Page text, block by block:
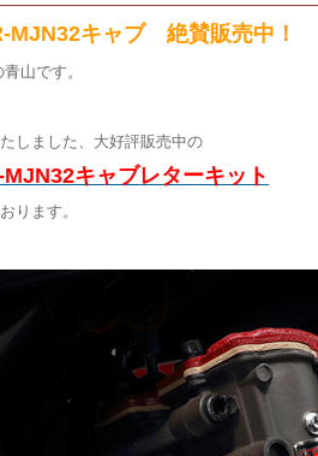
MJN32キャブ 絶賛販売中！
山です。
しました、大好評販売中の
キャブレターキット
ります。